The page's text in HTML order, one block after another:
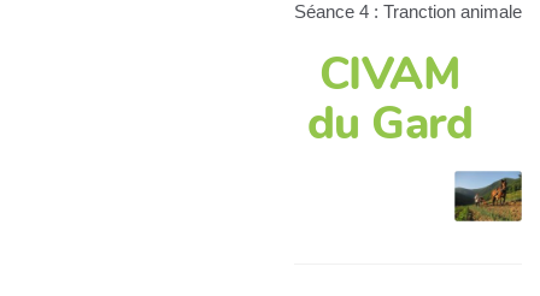
Séance 4 : Tranction animale
CIVAM
du Gard